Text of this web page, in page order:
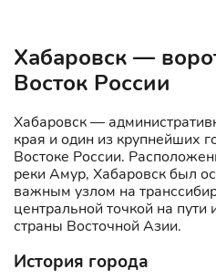
Хабаровск —
Восток России
Хабаровск —
края и один из крупнейших
Востоке России.
реки Амур, Хабаровск был
важным узлом на
центральной точкой на пути
страны Восточной Азии.
История города